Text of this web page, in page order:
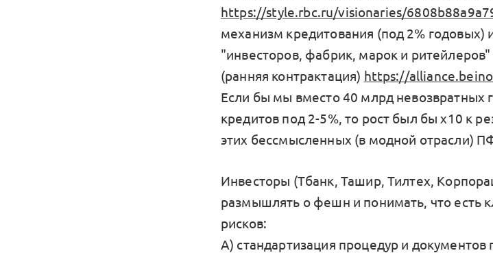
https://style.rbc.ru/visionaries/
механизм кредитования (под 2% годовых)
"инвесторов, фабрик, марок и ритейлеров"
(ранняя контрактация) https://
Если бы мы вместо 40 млрд невозвратных
кредитов под 2-5%, то рост был бы х10 к
этих бессмысленных (в модной отрасли)
Инвесторы (Тбанк, Ташир, Тилтех,
размышлять о фешн и понимать, что есть
рисков:
А) стандартизация процедур и документов